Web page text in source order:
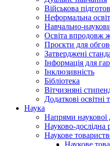
Військова
Неформальна
Навчально-
Освіта впродовж
Проєкти для
Затверджені
Інформація для
Інклюзивність
Бібліотека
Вітчизняні
Додаткові освітні
Наука
Напрями наукової
Науково-дослідна
Наукове
Наукове